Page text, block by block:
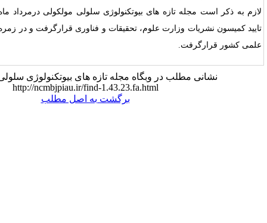
های بیوتکنولوژی سلولی مولکولی درمرداد ماه یک هزا رو چهارصد مورد
علوم، تحقیقات و فناوری قرارگرفت و در زمره رتبه بندی و داوری مجلات
در وبگاه مجله تازه های بیوتکنولوژی سلولی - مولکولی:
http://ncmbjpiau.ir/find-1.43.23.fa.html